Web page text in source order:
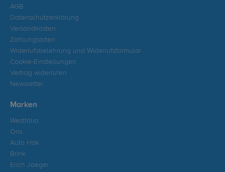
AGB
Datenschutzerklärung
Versandkosten
Zahlungsarten
Widerrufsbelehrung und Widerrufsformular
Cookie-Einstellungen
Vertrag widerrufen
Newsletter
Marken
Westfalia
Oris
Auto Hak
Brink
Erich Jaeger